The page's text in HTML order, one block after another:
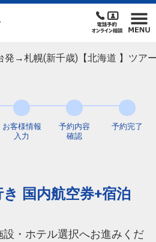
発→札幌(新千歳)【北海道 】ツア
お客様情報
入力
予約内容
確認
予約完了
国内航空券+宿泊
・ホテル選択へお進みくだ